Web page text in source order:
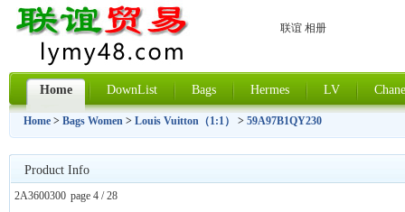
联谊 相册
Home DownList Bags Hermes LV
Home > Bags Women > Louis Vuitton（1:1） > 59A97B1QY230
Product Info
2A3600300 page 4 / 28